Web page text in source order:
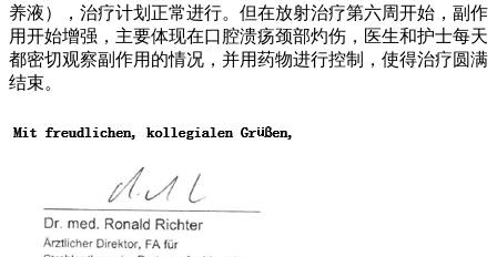
养液），治疗计划正常进行。但在放射治疗第六周开始，副作
用开始增强，主要体现在口腔溃疡颈部灼伤，医生和护士每天
都密切观察副作用的情况，并用药物进行控制，使得治疗圆满
结束。